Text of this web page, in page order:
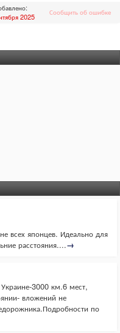
2025
Сообщить об ошибке
всех японцев. Идеально для
расстояния....→
3000 км.6 мест,
вложений не
по